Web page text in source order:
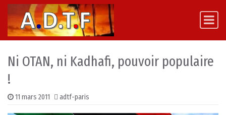
Skip to content
Main Navigation
Ni OTAN, ni Kadhafi, pouvoir populaire
!
11 mars 2011 adtf-paris